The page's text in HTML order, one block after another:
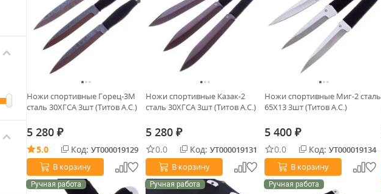
Ножи спортивные Горец-3М
сталь 30ХГСА 3шт (Титов А.С.)
5 280 ₽
5.0 Код: УТ000019129
В корзину
Ножи спортивные Казак-2
сталь 30ХГСА 3шт (Титов А.С.)
5 280 ₽
0.0 Код: УТ000019131
В корзину
Ножи спортивные Миг-2 сталь
65Х13 3шт (Титов А.С.)
5 400 ₽
0.0 Код: УТ000019134
В корзину
Ручная работа Ручная работа Ручная работа